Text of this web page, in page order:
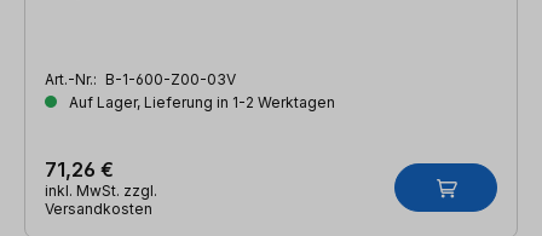
Art.-Nr.: B-1-600-Z00-03V
Auf Lager, Lieferung in 1-2 Werktagen
71,26 €
inkl. MwSt. zzgl.
Versandkosten